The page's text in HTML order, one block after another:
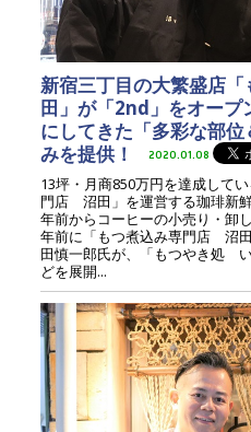
新宿三丁目の大繁盛店
田」が「2nd」をオープ
にしてきた「多彩な部
みを提供！
2020.01.08
13坪・月商850万円を達成して
門店 沼田」を運営する珈琲新
年前からコーヒーの小売り・卸
年前に「もつ煮込み専門店 沼
田慎一郎氏が、「もつやき処
どを展開...